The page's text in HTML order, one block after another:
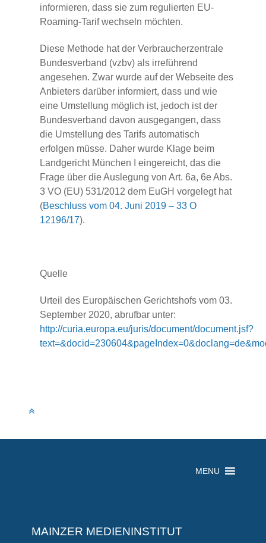
informieren, dass sie zum regulierten EU-
Roaming-Tarif wechseln möchten.
Diese Methode hat der Verbraucherzentrale
Bundesverband (vzbv) als irreführend
angesehen. Zwar wurde auf der Webseite des
Anbieters darüber informiert, dass und wie
eine Umstellung möglich ist, jedoch ist der
Bundesverband davon ausgegangen, dass
die Umstellung des Tarifs automatisch
erfolgen müsse. Daher wurde Klage beim
Landgericht München I eingereicht, das die
Frage über die Auslegung von Art. 6a, 6e Abs.
3 VO (EU) 531/2012 dem EuGH vorgelegt hat
(Beschluss vom 04. Juni 2019 – 33 O
12196/17).
Quelle
Urteil des Europäischen Gerichtshofs vom 03.
September 2020, abrufbar unter:
http://curia.europa.eu/juris/document/document.jsf?
MENU
MAINZER MEDIENINSTITUT